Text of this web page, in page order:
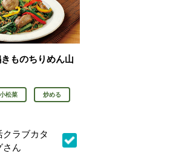
ものちりめん山
小松菜 炒める
クラブカタ
さん